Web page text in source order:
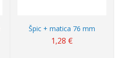
Špic + matica 76 mm
1,28 €